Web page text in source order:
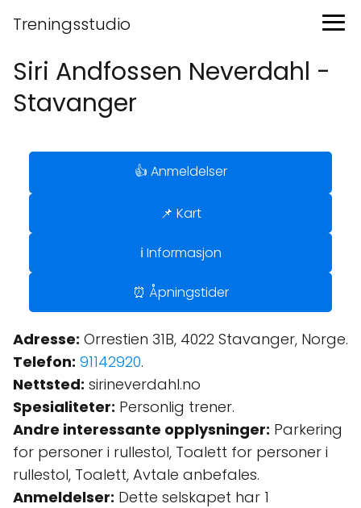
Treningsstudio
Siri Andfossen Neverdahl -
Stavanger
👍 Anmeldelser
📌 Kart
ℹ️ Informasjon
⏰ Åpningstider
Adresse: Orrestien 31B, 4022 Stavanger, Norge.
Telefon: 91142920.
Nettsted: sirineverdahl.no
Spesialiteter: Personlig trener.
Andre interessante opplysninger: Parkering
for personer i rullestol, Toalett for personer i
rullestol, Toalett, Avtale anbefales.
Anmeldelser: Dette selskapet har 1